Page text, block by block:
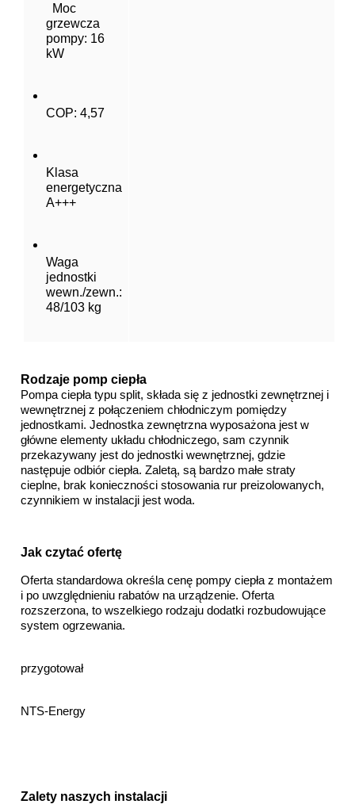
Moc
grzewcza
pompy: 16
kW
COP: 4,57
Klasa
energetyczna
A+++
Waga
jednostki
wewn./zewn.:
48/103 kg
Rodzaje pomp ciepła
Pompa ciepła typu split, składa się z jednostki zewnętrznej i
wewnętrznej z połączeniem chłodniczym pomiędzy
jednostkami. Jednostka zewnętrzna wyposażona jest w
główne elementy układu chłodniczego, sam czynnik
przekazywany jest do jednostki wewnętrznej, gdzie
następuje odbiór ciepła. Zaletą, są bardzo małe straty
cieplne, brak konieczności stosowania rur preizolowanych,
czynnikiem w instalacji jest woda.
Jak czytać ofertę
Oferta standardowa określa cenę pompy ciepła z montażem
i po uwzględnieniu rabatów na urządzenie. Oferta
rozszerzona, to wszelkiego rodzaju dodatki rozbudowujące
system ogrzewania.
przygotował
NTS-Energy
Zalety naszych instalacji